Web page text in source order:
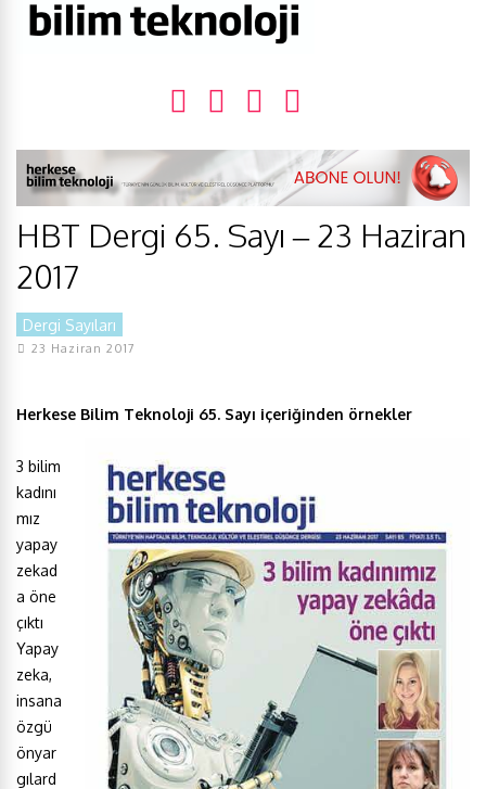
HBT Dergi 65. Sayı – 23 Haziran
2017
Dergi Sayıları
23 Haziran 2017
Herkese Bilim Teknoloji 65. Sayı içeriğinden örnekler
3 bilim
kadını
mız
yapay
zekad
a öne
çıktı
Yapay
zeka,
insana
özgü
önyar
gılard